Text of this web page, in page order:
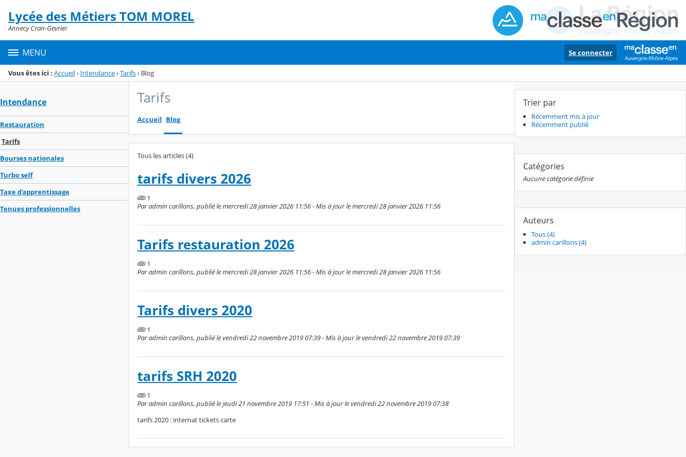
Menu de la rubrique
Contenu
Lycée des Métiers TOM MOREL
Annecy Cran-Gevrier
MENU Se connecter
Vous êtes ici : Accueil› Intendance›Tarifs› Blog
Intendance
Restauration
Tarifs
Bourses nationales
Turbo self
Taxe d'apprentissage
Tenues professionnelles
Tarifs
Accueil Blog
Tous les articles (4)
tarifs divers 2026
1
Par admin carillons, publié le mercredi 28 janvier 2026 11:56 - Mis à jour le mercredi 28 janvier 2026 11:56
Tarifs restauration 2026
1
Par admin carillons, publié le mercredi 28 janvier 2026 11:56 - Mis à jour le mercredi 28 janvier 2026 11:56
Tarifs divers 2020
1
Par admin carillons, publié le vendredi 22 novembre 2019 07:39 - Mis à jour le vendredi 22 novembre 2019 07:39
tarifs SRH 2020
1
Par admin carillons, publié le jeudi 21 novembre 2019 17:51 - Mis à jour le vendredi 22 novembre 2019 07:38
tarifs 2020 : internat tickets carte
Trier par
Récemment mis à jour
Récemment publié
Catégories
Aucune catégorie définie
Auteurs
Tous (4)
admin carillons (4)